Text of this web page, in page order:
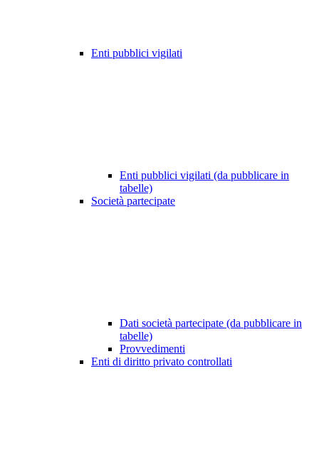
Enti pubblici vigilati
Enti pubblici vigilati (da pubblicare in
tabelle)
Società partecipate
Dati società partecipate (da pubblicare in
tabelle)
Provvedimenti
Enti di diritto privato controllati